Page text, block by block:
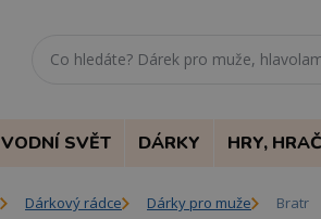
VODNÍ SVĚT DÁRKY HRY,
Dárkový rádce Dárky pro muže Bratr